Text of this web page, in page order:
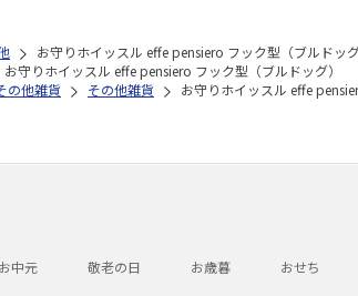
お守りホイッスル effe pensiero フック型（ブルドッグ
お守りホイッスル effe pensiero フック型（ブルドッグ）
の他雑貨 その他雑貨 お守りホイッスル effe
お中元 敬老の日 お歳暮 おせち